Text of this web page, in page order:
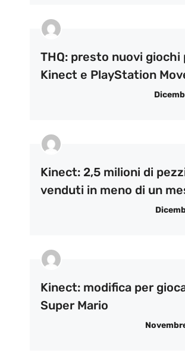
THQ: presto nuovi giochi
Kinect e PlayStation
Kinect: 2,5 milioni di
venduti in meno di un
Kinect: modifica per
Super Mario